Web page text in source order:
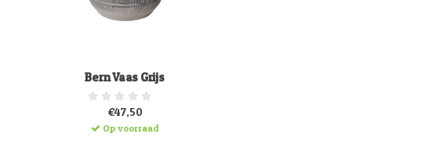
Bern Vaas Grijs
€47,50
Op voorraad